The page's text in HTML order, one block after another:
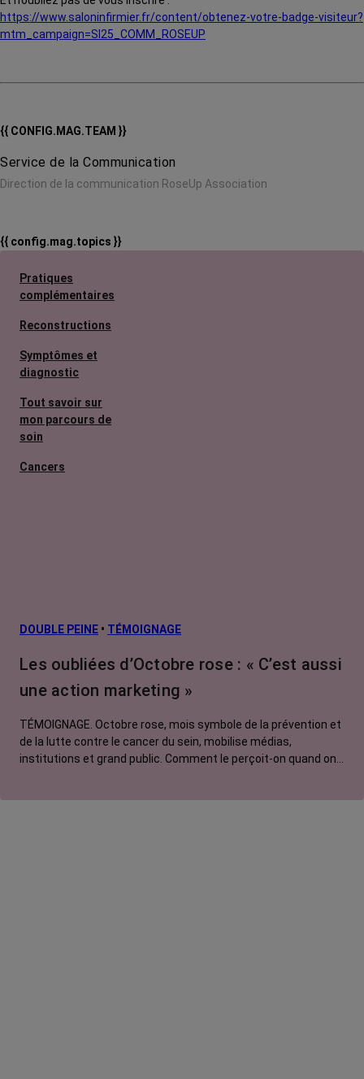
https://www.saloninfirmier.fr/content/obtenez-votre-badge-visiteur?
mtm_campaign=SI25_COMM_ROSEUP
{{ CONFIG.MAG.TEAM }}
Service de la Communication
Direction de la communication RoseUp Association
{{ config.mag.topics }}
Pratiques
complémentaires
Reconstructions
Symptômes et
diagnostic
Tout savoir sur
mon parcours de
soin
Cancers
L’après cancer
Traitements
contre le cancer
DOUBLE PEINE • TÉMOIGNAGE
Les oubliées d’Octobre rose : « C’est aussi
une action marketing »
TÉMOIGNAGE. Octobre rose, mois symbole de la prévention et
de la lutte contre le cancer du sein, mobilise médias,
institutions et grand public. Comment le perçoit-on quand on